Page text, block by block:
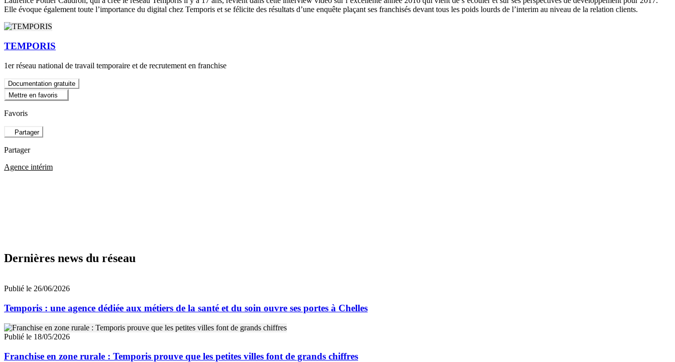
Elle évoque également toute l’importance du digital chez Temporis et se félicite des résultats d’une enquête plaçant ses franchisés devant tous les poids lourds de l’interim au niveau de la relation clients.
TEMPORIS
1er réseau national de travail temporaire et de recrutement en franchise
Documentation gratuite
Mettre en favoris
Favoris
Partager
Partager
Agence intérim
Dernières news du réseau
Publié le 26/06/2026
Temporis : une agence dédiée aux métiers de la santé et du soin ouvre ses portes à Chelles
Publié le 18/05/2026
Franchise en zone rurale : Temporis prouve que les petites villes font de grands chiffres